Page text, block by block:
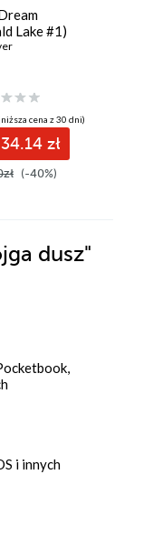
Lake #1)
cena z 30 dni)
34.14 zł
(-40%)
dusz"
i innych